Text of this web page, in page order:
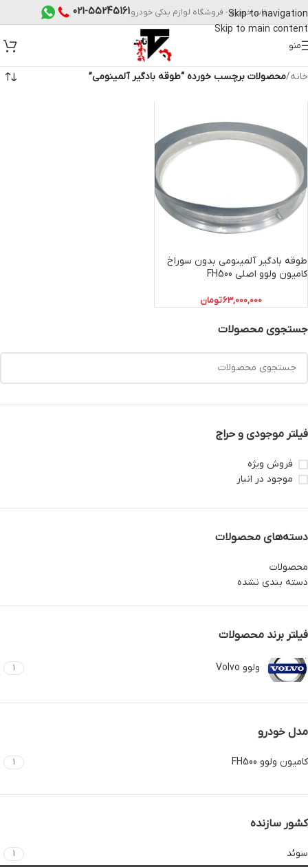
Skip to navigation
Skip to main content
تات خودرو - فروشگاه لوازم یدکی خودرو021-55245161
منو
جستجوی محصولات
فیلتر موجودی و حراج
فروش ویژه
موجود در انبار
دسته‌های محصولات
محصولات
دسته بندی نشده
فیلتر برند محصولات
ولوو Volvo 1
مدل خودرو
کامیون ولوو FH500 1
کشور سازنده
سوئد 1
خانه/محصولات برچسب خورده “طوقه بادگیر آلمینومی”
طوقه بادگیر آلمینومی بدون سوراخ
کامیون ولوو اصلی FH500
63,000,000تومان